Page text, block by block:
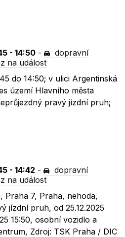
- 14:50 -
dopravní
na událost
do 14:50; v ulici Argentinská
území Hlavního města
pravý jízdní pruh;
- 14:42 -
dopravní
na událost
Praha 7, Praha, nehoda,
jízdní pruh, od 25.12.2025
15:50, osobní vozidlo a
Zdroj: TSK Praha / DIC